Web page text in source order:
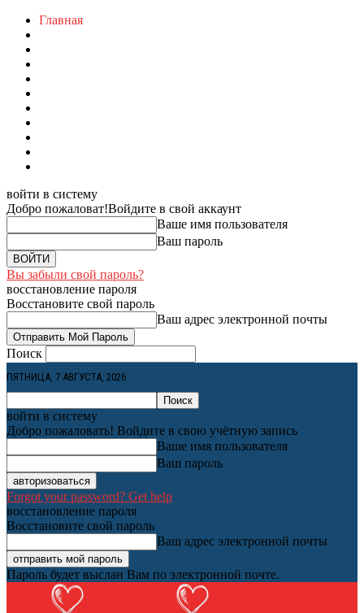
Главная
войти в систему
Добро пожаловат!Войдите в свой аккаунт
Ваше имя пользователя
Ваш пароль
Вы забыли свой пароль?
восстановление пароля
Восстановите свой пароль
Ваш адрес электронной почты
Поиск
ПЯТНИЦА, 7 АВГУСТА, 2026
войти в систему
Добро пожаловать! Войдите в свою учётную запись
Ваше имя пользователя
Ваш пароль
Forgot your password? Get help
восстановление пароля
Восстановите свой пароль
Ваш адрес электронной почты
Пароль будет выслан Вам по электронной почте.